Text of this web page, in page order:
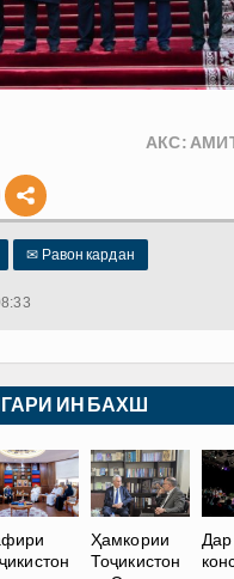
АКС:
✉ Равон кардан
ИН БАХШ
Ҳамкории
Тоҷикистон